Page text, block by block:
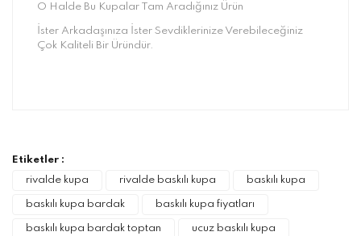
O Halde Bu Kupalar Tam Aradığınız Ürün
İster Arkadaşınıza İster Sevdiklerinize Verebileceğiniz
Çok Kaliteli Bir Üründür.
Görüş ve önerileriniz için teşekkür ederiz.
Ürün resmi kalitesiz, bozuk veya
görüntülenemiyor.
Etiketler :
rivalde kupa
rivalde baskılı kupa baskılı kupa
baskılı kupa bardak baskılı kupa fiyatları
baskılı kupa bardak toptan ucuz baskılı kupa